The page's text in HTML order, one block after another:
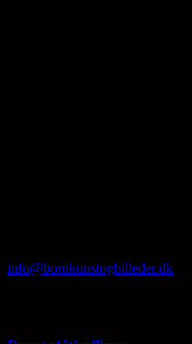
info@bornkunstogbilleder.dk